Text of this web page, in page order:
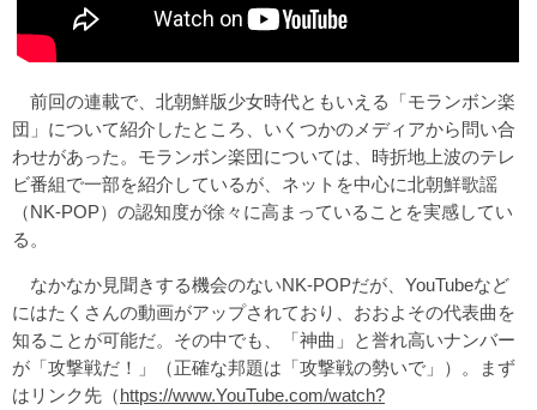
前回の連載で、北朝鮮版少女時代ともいえる「モランボン楽
団」について紹介したところ、いくつかのメディアから問い合
わせがあった。モランボン楽団については、時折地上波のテレ
ビ番組で一部を紹介しているが、ネットを中心に北朝鮮歌謡
（NK-POP）の認知度が徐々に高まっていることを実感してい
る。
なかなか見聞きする機会のないNK-POPだが、YouTubeなど
にはたくさんの動画がアップされており、おおよその代表曲を
知ることが可能だ。その中でも、「神曲」と誉れ高いナンバー
が「攻撃戦だ！」（正確な邦題は「攻撃戦の勢いで」）。まず
はリンク先（https://www.YouTube.com/watch?